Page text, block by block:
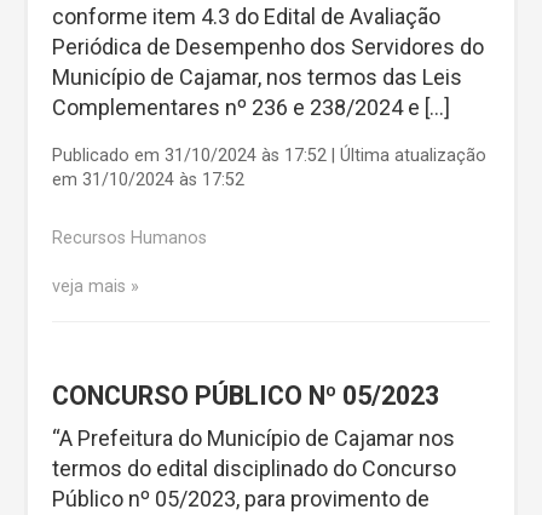
conforme item 4.3 do Edital de Avaliação
Periódica de Desempenho dos Servidores do
Município de Cajamar, nos termos das Leis
Complementares nº 236 e 238/2024 e […]
Publicado em 31/10/2024 às 17:52 | Última atualização
em 31/10/2024 às 17:52
Recursos Humanos
veja mais
CONCURSO PÚBLICO Nº 05/2023
“A Prefeitura do Município de Cajamar nos
termos do edital disciplinado do Concurso
Público nº 05/2023, para provimento de